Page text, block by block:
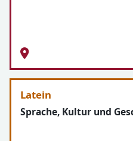
Latein
Sprache, Kultur und